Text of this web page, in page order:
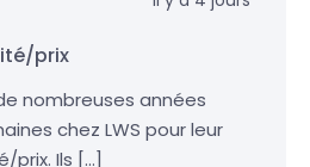
prix
nombreuses années
chez LWS pour leur
prix. Ils […]